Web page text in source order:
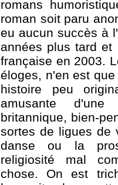
romans
roman soit paru
eu aucun succès à
années plus tard et
française en 2003.
éloges, n'en est
histoire peu
amusante d'une
britannique, bien-
sortes de ligues de
danse ou la
religiosité mal
chose. On est